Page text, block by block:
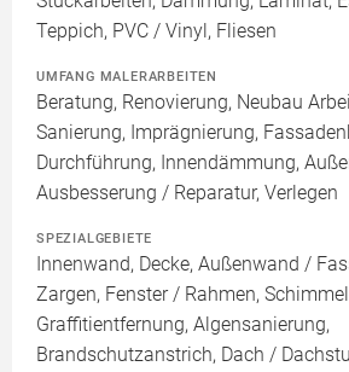
Teppich, PVC / Vinyl, Fliesen
UMFANG MALERARBEITEN
Beratung, Renovierung, Neubau
Sanierung, Imprägnierung,
Durchführung, Innendämmung,
Ausbesserung / Reparatur, Verlegen
SPEZIALGEBIETE
Innenwand, Decke, Außenwand /
Zargen, Fenster / Rahmen,
Graffitientfernung, Algensanierung,
Brandschutzanstrich, Dach /